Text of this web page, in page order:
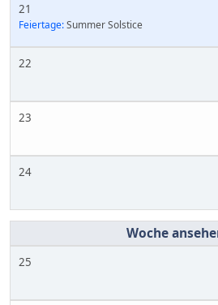
21
Feiertage:Summer Solstice
22
23
24
25